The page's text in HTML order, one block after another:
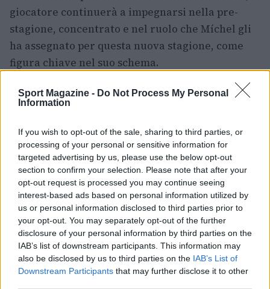
Sport Magazine - Do Not Process My Personal
Information
If you wish to opt-out of the sale, sharing to third parties, or
processing of your personal or sensitive information for
targeted advertising by us, please use the below opt-out
section to confirm your selection. Please note that after your
opt-out request is processed you may continue seeing
interest-based ads based on personal information utilized by
us or personal information disclosed to third parties prior to
your opt-out. You may separately opt-out of the further
disclosure of your personal information by third parties on the
IAB’s list of downstream participants. This information may
also be disclosed by us to third parties on the IAB’s List of
Downstream Participants that may further disclose it to other
giocatore continuerà a impegnarsi nella pre-
stagione, concentrato e nel ruolo che Míchel gli
ha assegnato per questa nuova stagione, come
figura chiave nel suo schema.
Redazione Sport Magazine